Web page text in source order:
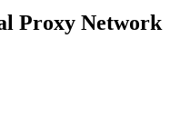
Proxy Network